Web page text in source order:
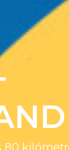
80